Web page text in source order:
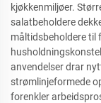
kjøkkenmiljøer.
salatbeholdere
måltidsbeholdere til
anvendelser drar
strømlinjeformede
forenkler